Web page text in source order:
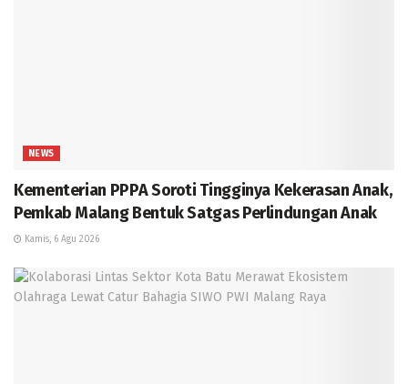
NEWS
Kementerian PPPA Soroti Tingginya Kekerasan Anak,
Pemkab Malang Bentuk Satgas Perlindungan Anak
Kamis, 6 Agu 2026